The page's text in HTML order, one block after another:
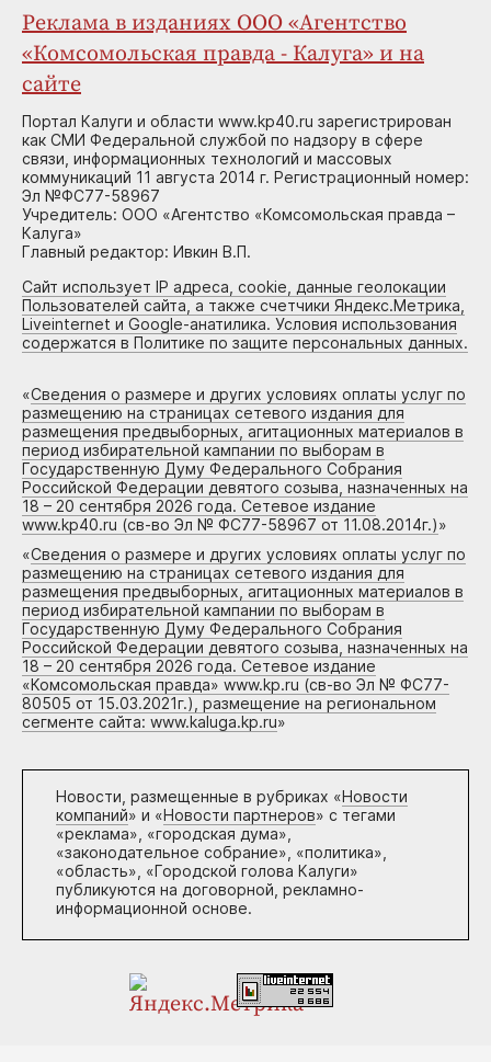
Реклама в изданиях ООО «Агентство
«Комсомольская правда - Калуга» и на
сайте
Портал Калуги и области www.kp40.ru зарегистрирован
как СМИ Федеральной службой по надзору в сфере
связи, информационных технологий и массовых
коммуникаций 11 августа 2014 г. Регистрационный номер:
Эл №ФС77-58967
Учредитель: ООО «Агентство «Комсомольская правда –
Калуга»
Главный редактор: Ивкин В.П.
Сайт использует IP адреса, cookie, данные геолокации
Пользователей сайта, а также счетчики Яндекс.Метрика,
Liveinternet и Google-анатилика. Условия использования
содержатся в Политике по защите персональных данных.
«Сведения о размере и других условиях оплаты услуг по
размещению на страницах сетевого издания для
размещения предвыборных, агитационных материалов в
период избирательной кампании по выборам в
Государственную Думу Федерального Собрания
Российской Федерации девятого созыва, назначенных на
18 – 20 сентября 2026 года. Сетевое издание
www.kp40.ru (св-во Эл № ФС77-58967 от 11.08.2014г.)»
«Сведения о размере и других условиях оплаты услуг по
размещению на страницах сетевого издания для
размещения предвыборных, агитационных материалов в
период избирательной кампании по выборам в
Государственную Думу Федерального Собрания
Российской Федерации девятого созыва, назначенных на
18 – 20 сентября 2026 года. Сетевое издание
«Комсомольская правда» www.kp.ru (св-во Эл № ФС77-
80505 от 15.03.2021г.), размещение на региональном
сегменте сайта: www.kaluga.kp.ru»
Новости, размещенные в рубриках «Новости
компаний» и «Новости партнеров» с тегами
«реклама», «городская дума»,
«законодательное собрание», «политика»,
«область», «Городской голова Калуги»
публикуются на договорной, рекламно-
информационной основе.